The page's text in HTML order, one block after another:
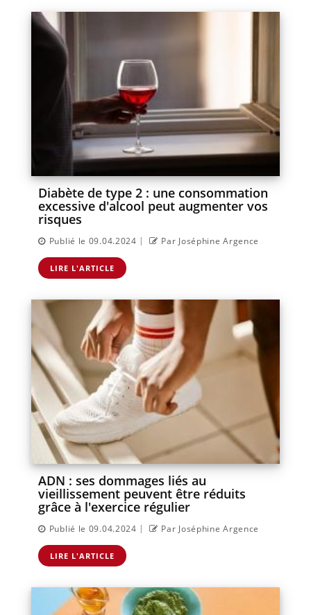
Diabète de type 2 : une consommation
excessive d'alcool peut augmenter vos
risques
Publié le 09.04.2024 | Par Joséphine Argence
LIRE L'ARTICLE
ADN : ses dommages liés au
vieillissement peuvent être réduits
grâce à l'exercice régulier
Publié le 09.04.2024 | Par Joséphine Argence
LIRE L'ARTICLE